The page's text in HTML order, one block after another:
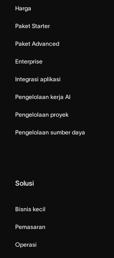
Harga
Paket Starter
Paket Advanced
Enterprise
Integrasi aplikasi
Pengelolaan kerja AI
Pengelolaan proyek
Pengelolaan sumber daya
Solusi
Bisnis kecil
Pemasaran
Operasi